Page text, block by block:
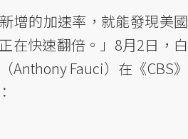
增的加速率，就能發現美國
在快速翻倍。」8月2日，白
Anthony Fauci）在《CBS》